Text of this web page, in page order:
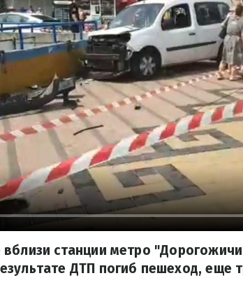
станции метро
ДТП погиб пешеход, еще